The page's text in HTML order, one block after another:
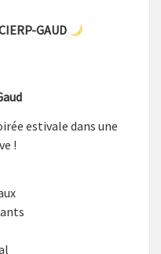
GAUD
estivale dans une
!